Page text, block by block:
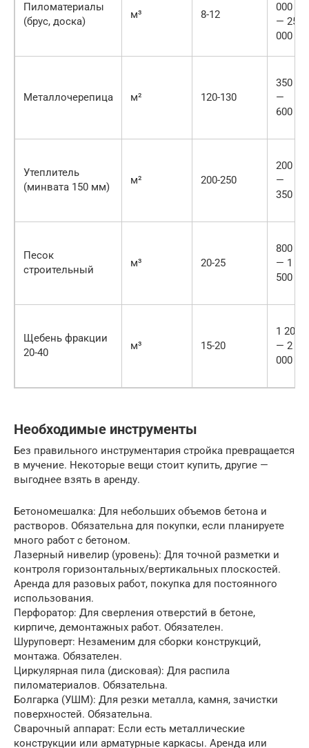
Пиломатериалы
(брус, доска)
м³ 8-12
000
— 25
000
Металлочерепица м² 120-130
350
—
600
Утеплитель
(минвата 150 мм)
м² 200-250
200
—
350
Песок
строительный
м³ 20-25
800
— 1
500
Щебень фракции
20-40
м³ 15-20
1 200
— 2
000
Необходимые инструменты
Без правильного инструментария стройка превращается
в мучение. Некоторые вещи стоит купить, другие —
выгоднее взять в аренду.
Бетономешалка: Для небольших объемов бетона и
растворов. Обязательна для покупки, если планируете
много работ с бетоном.
Лазерный нивелир (уровень): Для точной разметки и
контроля горизонтальных/вертикальных плоскостей.
Аренда для разовых работ, покупка для постоянного
использования.
Перфоратор: Для сверления отверстий в бетоне,
кирпиче, демонтажных работ. Обязателен.
Шуруповерт: Незаменим для сборки конструкций,
монтажа. Обязателен.
Циркулярная пила (дисковая): Для распила
пиломатериалов. Обязательна.
Болгарка (УШМ): Для резки металла, камня, зачистки
поверхностей. Обязательна.
Сварочный аппарат: Если есть металлические
конструкции или арматурные каркасы. Аренда или